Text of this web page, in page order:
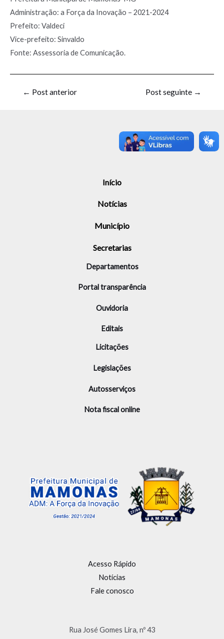
Administração: a Força da Inovação – 2021-2024
Prefeito: Valdeci
Vice-prefeito: Sinvaldo
Fonte: Assessoria de Comunicação.
← Post anterior Post seguinte →
Início
Notícias
Município
Secretarias
Departamentos
Portal transparência
Ouvidoria
Editais
Licitações
Legislações
Autosserviços
Nota fiscal online
Acesso Rápido
Notícias
Fale conosco
Rua José Gomes Lira, nº 43